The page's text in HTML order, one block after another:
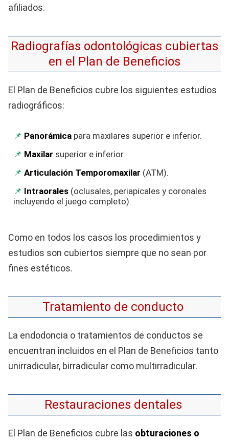
afiliados.
Radiografías odontológicas cubiertas
en el Plan de Beneficios
El Plan de Beneficios cubre los siguientes estudios
radiográficos:
Panorámica para maxilares superior e inferior.
Maxilar superior e inferior.
Articulación Temporomaxilar (ATM).
Intraorales (oclusales, periapicales y coronales
incluyendo el juego completo).
Como en todos los casos los procedimientos y
estudios son cubiertos siempre que no sean por
fines estéticos.
Tratamiento de conducto
La endodoncia o tratamientos de conductos se
encuentran incluidos en el Plan de Beneficios tanto
unirradicular, birradicular como multirradicular.
Restauraciones dentales
El Plan de Beneficios cubre las obturaciones o